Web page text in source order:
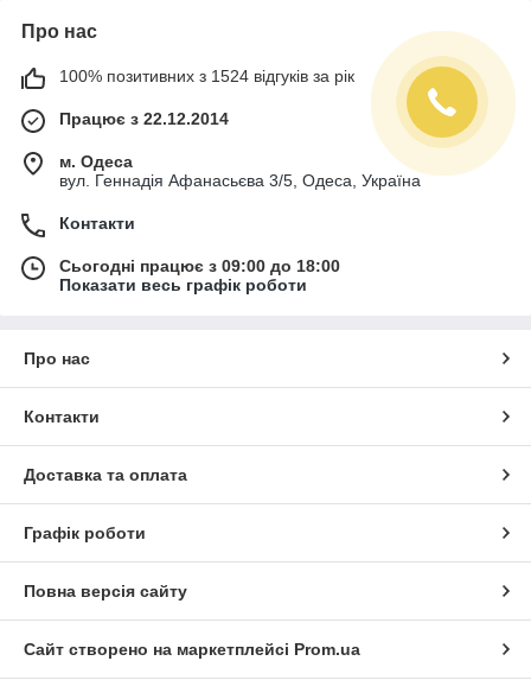
Про нас
100% позитивних з 1524 відгуків за рік
Працює з 22.12.2014
м. Одеса
вул. Геннадія Афанасьєва 3/5, Одеса, Україна
Контакти
Сьогодні працює з 09:00 до 18:00
Показати весь графік роботи
Про нас
Контакти
Доставка та оплата
Графік роботи
Повна версія сайту
Сайт створено на маркетплейсі Prom.ua